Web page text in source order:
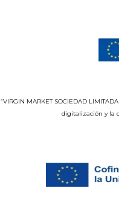
“VIRGIN MARKET SOCIEDAD
digitalización y la